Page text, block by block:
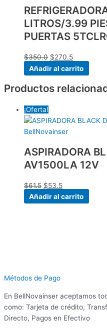
LITROS/3.99
PUERTAS
$350.0 $270.5
Añadir al carrito
Productos
¡Oferta!
ASPIRADORA
AV1500LA 12V
$61.5 $53.5
Añadir al carrito
Métodos de Pago
En BellNovainser aceptamos
como: Tarjeta de crédito,
Directo, Pagos en Efectivo